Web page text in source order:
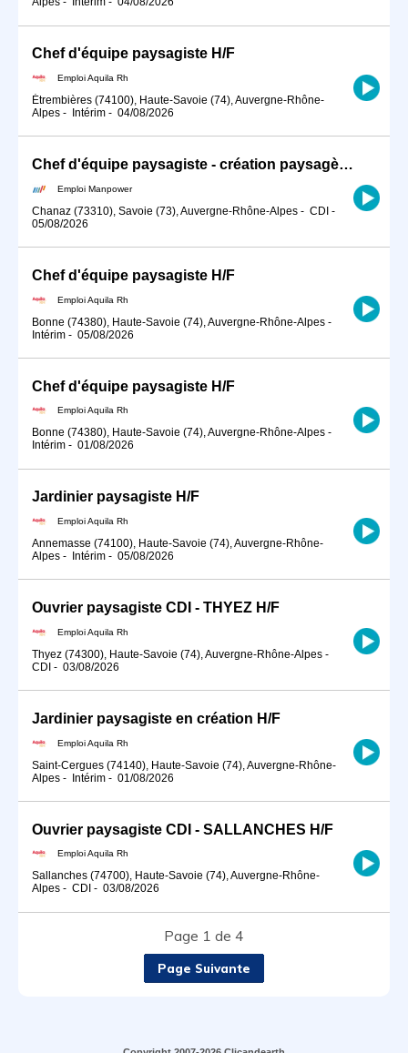
Chef d'équipe paysagiste H/F
Emploi Aquila Rh
Étrembières (74100), Haute-Savoie (74), Auvergne-Rhône-
Alpes - Intérim - 04/08/2026
Chef d'équipe paysagiste - création paysagère (H/F)
Emploi Manpower
Chanaz (73310), Savoie (73), Auvergne-Rhône-Alpes - CDI -
05/08/2026
Chef d'équipe paysagiste H/F
Emploi Aquila Rh
Bonne (74380), Haute-Savoie (74), Auvergne-Rhône-Alpes -
Intérim - 05/08/2026
Chef d'équipe paysagiste H/F
Emploi Aquila Rh
Bonne (74380), Haute-Savoie (74), Auvergne-Rhône-Alpes -
Intérim - 01/08/2026
Jardinier paysagiste H/F
Emploi Aquila Rh
Annemasse (74100), Haute-Savoie (74), Auvergne-Rhône-
Alpes - Intérim - 05/08/2026
Ouvrier paysagiste CDI - THYEZ H/F
Emploi Aquila Rh
Thyez (74300), Haute-Savoie (74), Auvergne-Rhône-Alpes -
CDI - 03/08/2026
Jardinier paysagiste en création H/F
Emploi Aquila Rh
Saint-Cergues (74140), Haute-Savoie (74), Auvergne-Rhône-
Alpes - Intérim - 01/08/2026
Ouvrier paysagiste CDI - SALLANCHES H/F
Emploi Aquila Rh
Sallanches (74700), Haute-Savoie (74), Auvergne-Rhône-
Alpes - CDI - 03/08/2026
Page 1 de 4
Page Suivante